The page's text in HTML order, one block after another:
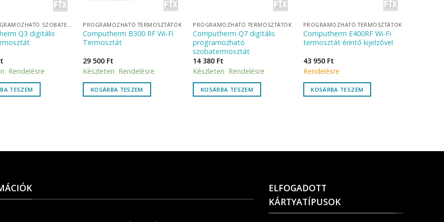
NEM PROGRAMOZHATÓ SZOBATERMOSZTÁTOK
Q3 digitális
Rendelésre
TESZEM
PROGRAMOZHATÓ TERMOSZTÁTOK
Computherm B300 RF Wi-Fi
Termosztát
29 500 Ft
Készleten Rendelésre
KOSÁRBA TESZEM
PROGRAMOZHATÓ TERMOSZTÁTOK
Computherm Q7 digitális
programozható
szobatermosztát
14 380 Ft
Készleten Rendelésre
KOSÁRBA TESZEM
PROGRAMOZHATÓ TERMOSZTÁTOK
Computherm E400RF Wi-Fi
termosztát érintő kijelzővel
43 950 Ft
Rendelésre
KOSÁRBA TESZEM
ELFOGADOTT
KÁRTYATÍPUSOK